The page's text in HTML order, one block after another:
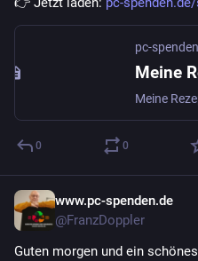
pc-
0 0
www.pc-spenden.de
@FranzDoppler
Guten morgen und ein schönes